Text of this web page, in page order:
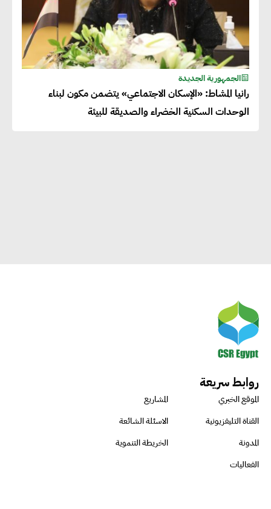
الجمهورية الجديدة
رانيا المشاط: «الإسكان الاجتماعي» يتضمن مكون لبناء
الوحدات السكنية الخضراء والصديقة للبيئة
روابط سريعة
الموقع الخبري
المشاريع
القناة التليفزيونية
الاسئلة الشائعة
المدونة
الخريطة التنموية
الفعاليات